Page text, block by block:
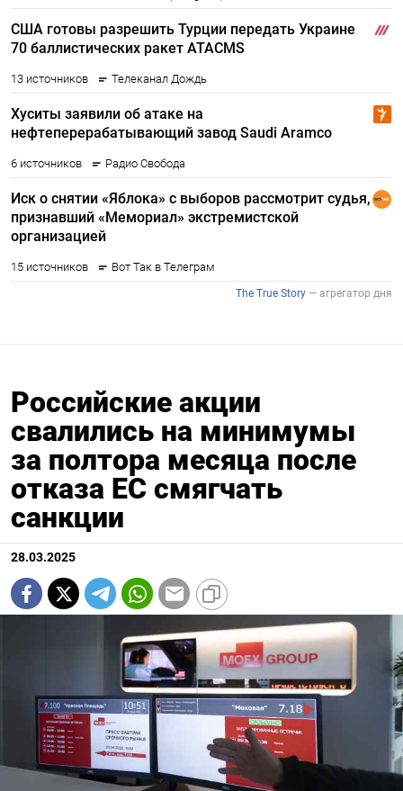
Российские акции
свалились на минимумы
за полтора месяца после
отказа ЕС смягчать
санкции
28.03.2025